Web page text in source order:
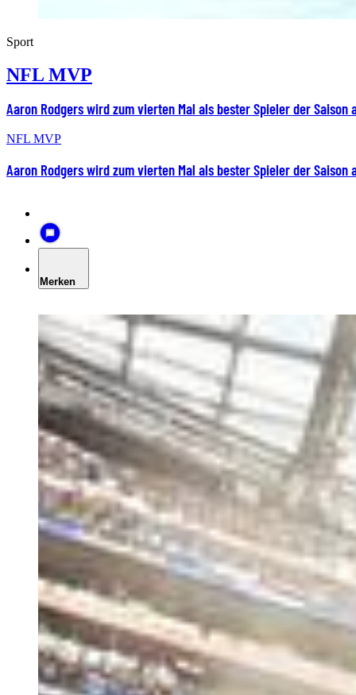
Sport
NFL MVP
Aaron Rodgers wird zum vierten Mal als bester Spieler der Saison
NFL MVP
Aaron Rodgers wird zum vierten Mal als bester Spieler der Saison
Merken